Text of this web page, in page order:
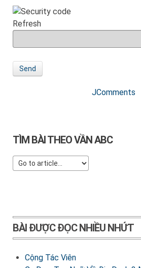
Refresh
Send
JComments
TÌM BÀI THEO VẦN ABC
BÀI ĐƯỢC ĐỌC NHIỀU NHỨT
Cộng Tác Viên